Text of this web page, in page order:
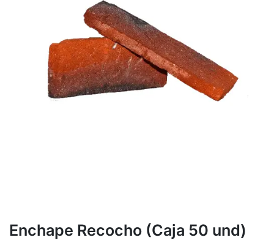
Enchape Recocho (Caja 50 und)